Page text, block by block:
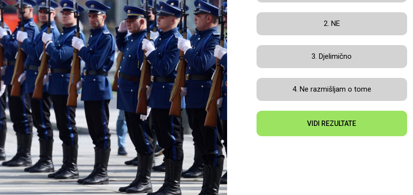
2. NE
3. Djelimično
4. Ne razmišljam o tome
VIDI REZULTATE